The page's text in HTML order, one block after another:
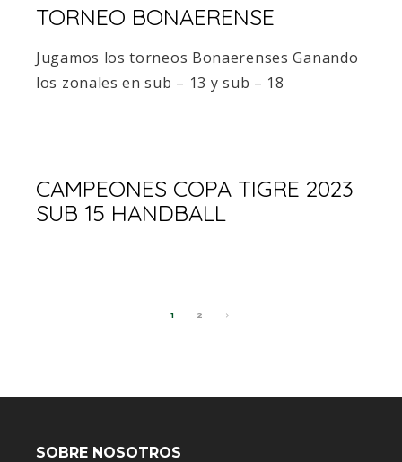
TORNEO BONAERENSE
Jugamos los torneos Bonaerenses Ganando
los zonales en sub – 13 y sub – 18
CAMPEONES COPA TIGRE 2023
SUB 15 HANDBALL
1 2
SOBRE NOSOTROS